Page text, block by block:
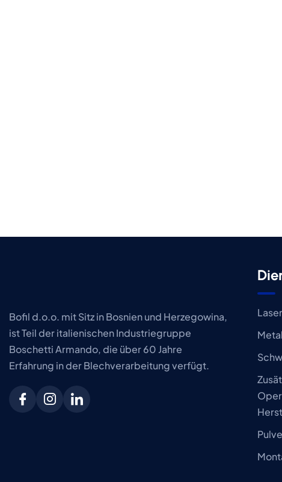
Bofil d.o.o. mit Sitz in Bosnien und Herzegowina,
ist Teil der italienischen Industriegruppe
Boschetti Armando, die über 60 Jahre
Erfahrung in der Blechverarbeitung verfügt.